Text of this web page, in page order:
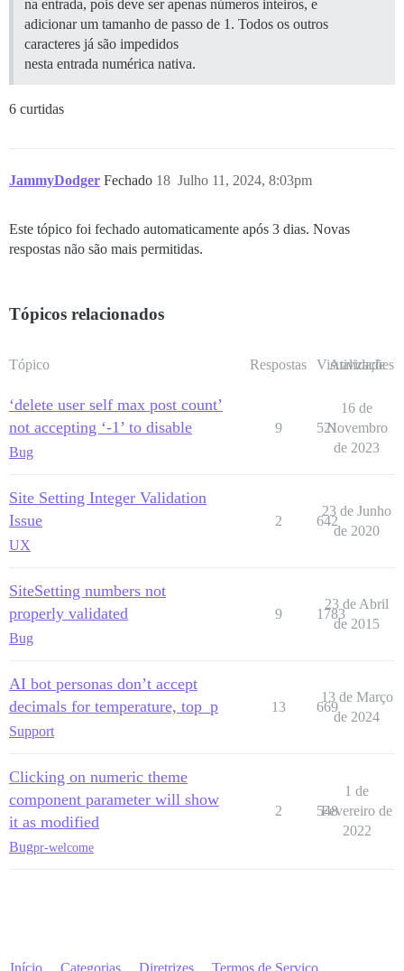
na entrada, pois deve ser apenas números inteiros, e
adicionar um tamanho de passo de 1. Todos os outros
caracteres já são impedidos
nesta entrada numérica nativa.
6 curtidas
JammyDodger Fechado Julho 11, 2024, 8:03pm
18
Este tópico foi fechado automaticamente após 3 dias. Novas
respostas não são mais permitidas.
Tópicos relacionados
Tópico Respostas Visualizações
Atividade
‘delete user self max post count’
not accepting ‘-1’ to disable
Bug
9 521
16 de
Novembro
de 2023
Site Setting Integer Validation
Issue
UX
2 642
23 de Junho
de 2020
SiteSetting numbers not
properly validated
Bug
9 1783
23 de Abril
de 2015
AI bot personas don’t accept
decimals for temperature, top_p
Support
13 669
13 de Março
de 2024
Clicking on numeric theme
component parameter will show
it as modified
Bugpr-welcome
2 548
1 de
Fevereiro de
2022
Início Categorias Diretrizes Termos de Serviço